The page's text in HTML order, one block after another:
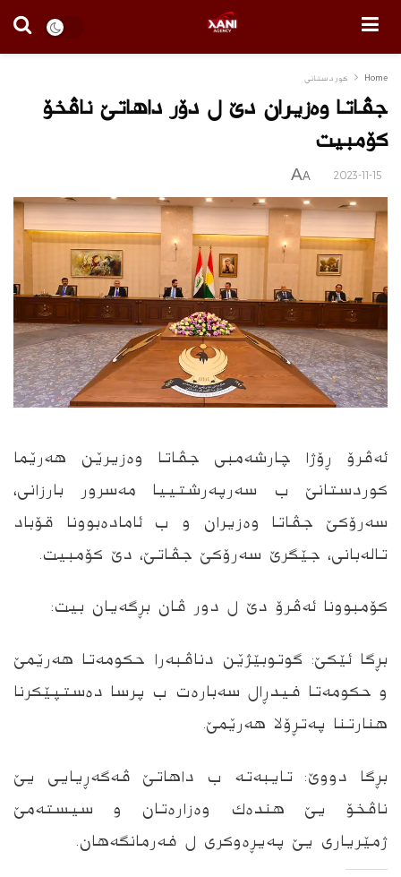
Home كوردستانى
جڤاتا وەزیران دێ ل دۆر داهاتێ ناڤخۆ
كۆمبیت
2023-11-15
A
A
ئەڤرۆ ڕۆژا چارشەمبی جڤاتا وەزیرێن هەرێما
كوردستانێ ب سەرپەرشتییا مەسرور بارزانی،
سەرۆكێ جڤاتا وەزیران و ب ئامادەبوونا قۆباد
تالەبانی، جێگرێ سەرۆكێ جڤاتێ، دێ كۆمبیت.
كۆمبوونا ئەڤرۆ دێ ل دور ڤان بڕگەیان بیت:
بڕگا ئێكێ: گوتوبێژێن دناڤبەرا حكومەتا هەرێمێ
و حكومەتا فیدڕال سەبارەت ب پرسا دەستپێكرنا
هنارتنا پەتڕۆلا هەرێمێ.
بڕگا دووێ: تایبەتە ب داهاتێ ڤەگەڕیایی یێ
ناڤخۆ یێ هندەك وەزارەتان و سیستەمێ
ژمێریاری یێ پەیڕەوكری ل فەرمانگەهان.